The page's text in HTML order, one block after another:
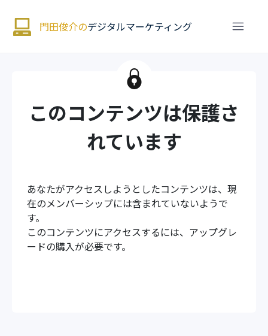
門田俊介のデジタルマーケティング
このコンテンツは保護さ
れています
あなたがアクセスしようとしたコンテンツは、現
在のメンバーシップには含まれていないようで
す。
このコンテンツにアクセスするには、アップグレ
ードの購入が必要です。